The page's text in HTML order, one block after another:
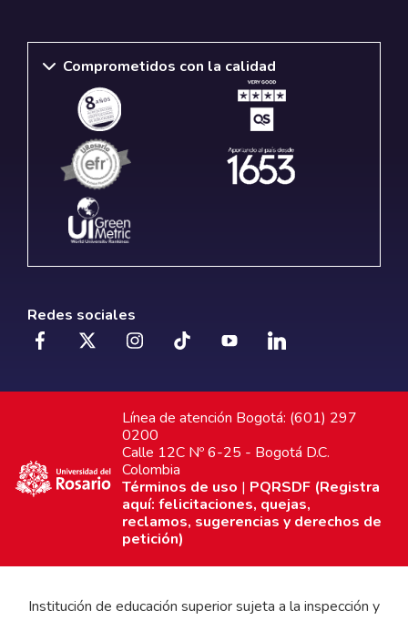
Comprometidos con la calidad
Redes sociales
Línea de atención Bogotá: (601) 297
0200
Calle 12C Nº 6-25 - Bogotá D.C.
Colombia
Términos de uso | PQRSDF (Registra
aquí: felicitaciones, quejas,
reclamos, sugerencias y derechos de
petición)
Institución de educación superior sujeta a la inspección y